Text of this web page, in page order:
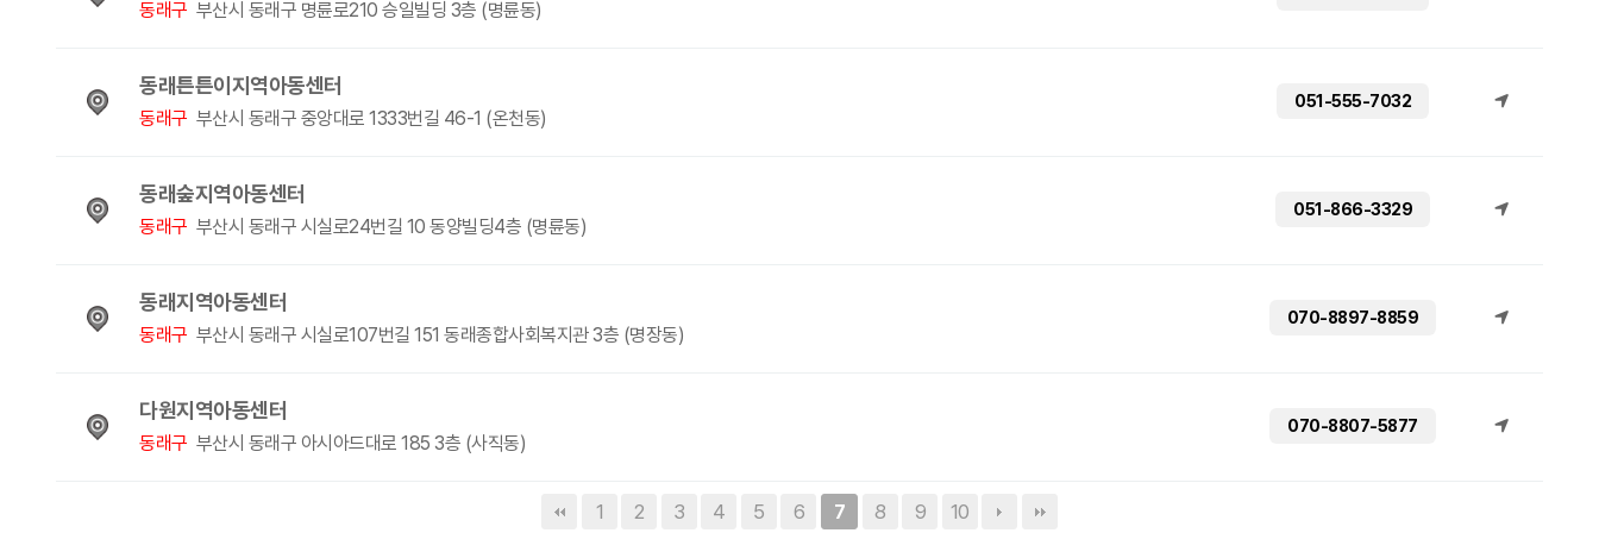
동래구 부산시 동래구 명륜로210 승일빌딩 3층 (명륜동)
동래튼튼이지역아동센터
동래구 부산시 동래구 중앙대로 1333번길 46-1 (온천동)
051-555-7032
동래숲지역아동센터
동래구 부산시 동래구 시실로24번길 10 동양빌딩4층 (명륜동)
051-866-3329
동래지역아동센터
동래구 부산시 동래구 시실로107번길 151 동래종합사회복지관 3층 (명장동)
070-8897-8859
다원지역아동센터
동래구 부산시 동래구 아시아드대로 185 3층 (사직동)
070-8807-5877
1 2 3 4 5 6 7 8 9 10